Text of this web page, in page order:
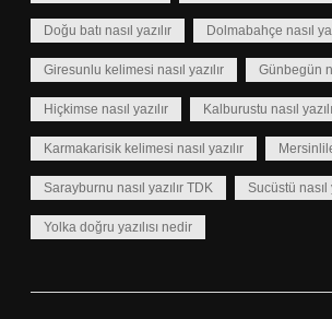
Doğu batı nasıl yazılır Dolmabahçe nasıl
Giresunlu kelimesi nasıl yazılır Günbegün
Hiçkimse nasıl yazılır Kalburustu nasıl
Karmakarisik kelimesi nasıl yazılır
Sarayburnu nasıl yazılır TDK Sucüstü nasıl
Yolka doğru yazılısı nedir